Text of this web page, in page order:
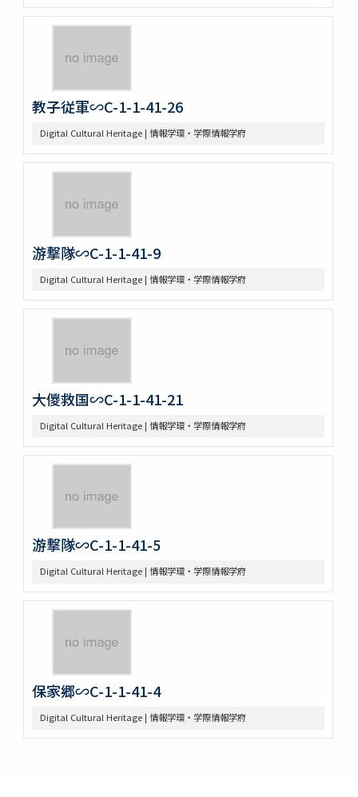
教子従軍∽C-1-1-41-26
Digital Cultural Heritage | 情報学環・学際情報学府
游撃隊∽C-1-1-41-9
Digital Cultural Heritage | 情報学環・学際情報学府
大儍救国∽C-1-1-41-21
Digital Cultural Heritage | 情報学環・学際情報学府
游撃隊∽C-1-1-41-5
Digital Cultural Heritage | 情報学環・学際情報学府
保家郷∽C-1-1-41-4
Digital Cultural Heritage | 情報学環・学際情報学府